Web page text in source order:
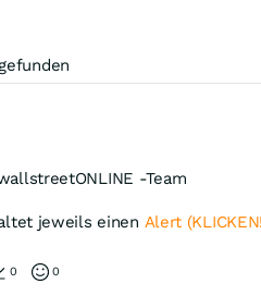
-Team
jeweils einen Alert
0 0